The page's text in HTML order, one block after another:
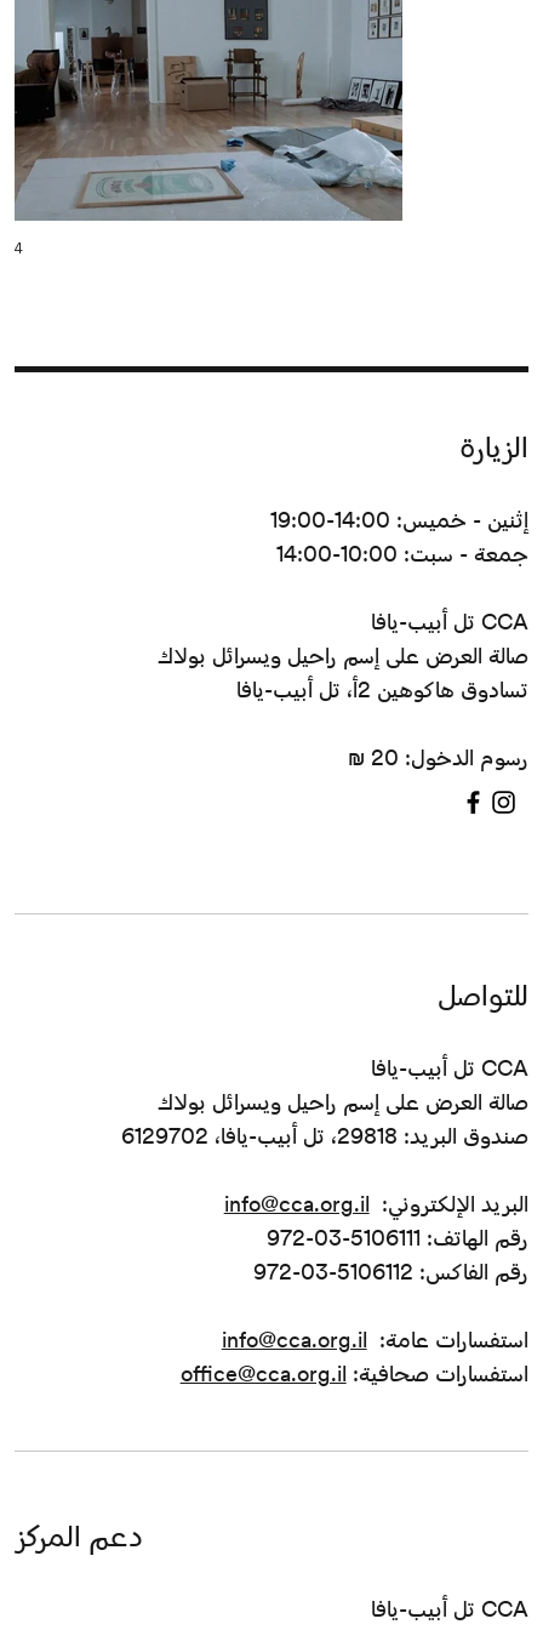
4
الزيارة
إثنين - خميس: 14:00-19:00
جمعة - سبت: 10:00-14:00
CCA تل أبيب-يافا
صالة العرض على إسم راحيل ويسرائل بولاك
تسادوق هاكوهين 2أ، تل أبيب-يافا
رسوم الدخول: 20 ₪
للتواصل
CCA تل أبيب-يافا
صالة العرض على إسم راحيل ويسرائل بولاك
صندوق البريد: 29818، تل أبيب-يافا، 6129702
البريد الإلكتروني: info@cca.org.il
رقم الهاتف: 5106111-03-972
رقم الفاكس: 5106112-03-972
استفسارات عامة: info@cca.org.il
استفسارات صحافية: office@cca.org.il
دعم المركز
CCA تل أبيب-يافا